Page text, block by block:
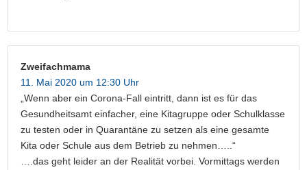
Zweifachmama
11. Mai 2020 um 12:30 Uhr
„Wenn aber ein Corona-Fall eintritt, dann ist es für das
Gesundheitsamt einfacher, eine Kitagruppe oder Schulklasse
zu testen oder in Quarantäne zu setzen als eine gesamte
Kita oder Schule aus dem Betrieb zu nehmen…..“
….das geht leider an der Realität vorbei. Vormittags werden